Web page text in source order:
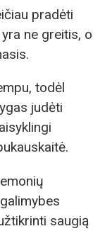
pradėti
ne greitis, o
todėl
judėti
saugią